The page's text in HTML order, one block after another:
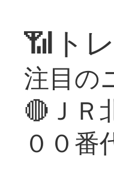
📶ト
注目の
🔴ＪＲ
００番